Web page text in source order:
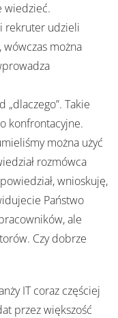
wiedzieć.
rekruter udzieli
można
„dlaczego”. Takie
konfrontacyjne.
można użyć
rozmówca
wnioskuję,
Państwo
ale
Czy dobrze
IT coraz częściej
przez większość